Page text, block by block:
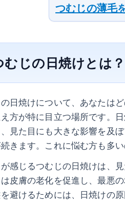
つむじの薄毛
むじの日焼けとは？
日焼けについて、あなたは
方が特に目立つ場所です。
見た目にも大きな影響を及
きます。これに悩む方も多い
感じるつむじの日焼けは、
皮膚の老化を促進し、最悪
避けるためには、日焼けの